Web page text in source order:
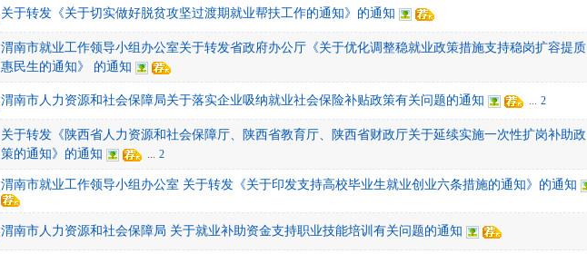
关于转发《关于切实做好脱贫攻坚过渡期就业帮扶工作的通知》的通知
渭南市就业工作领导小组办公室关于转发省政府办公厅《关于优化调整稳就业政策措施支持稳岗扩容提质
惠民生的通知》 的通知
渭南市人力资源和社会保障局关于落实企业吸纳就业社会保险补贴政策有关问题的通知 ... 2
关于转发《陕西省人力资源和社会保障厅、陕西省教育厅、陕西省财政厅关于延续实施一次性扩岗补助政
策的通知》的通知
... 2
渭南市就业工作领导小组办公室 关于转发《关于印发支持高校毕业生就业创业六条措施的通知》的通知
渭南市人力资源和社会保障局 关于就业补助资金支持职业技能培训有关问题的通知